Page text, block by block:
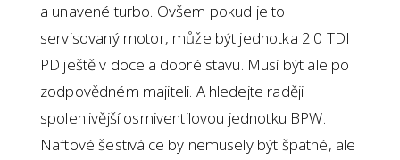
a unavené turbo. Ovšem pokud je to
servisovaný motor, může být jednotka 2.0 TDI
PD ještě v docela dobré stavu. Musí být ale po
zodpovědném majiteli. A hledejte raději
spolehlivější osmiventilovou jednotku BPW.
Naftové šestiválce by nemusely být špatné, ale